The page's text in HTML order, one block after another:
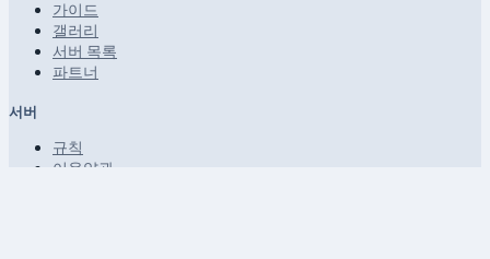
가이드
갤러리
서버 목록
파트너
서버
규칙
이용약관